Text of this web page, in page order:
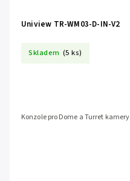
Uniview TR-WM03-D-IN-V2
Skladem (5 ks)
Konzole pro Dome a Turret kamery